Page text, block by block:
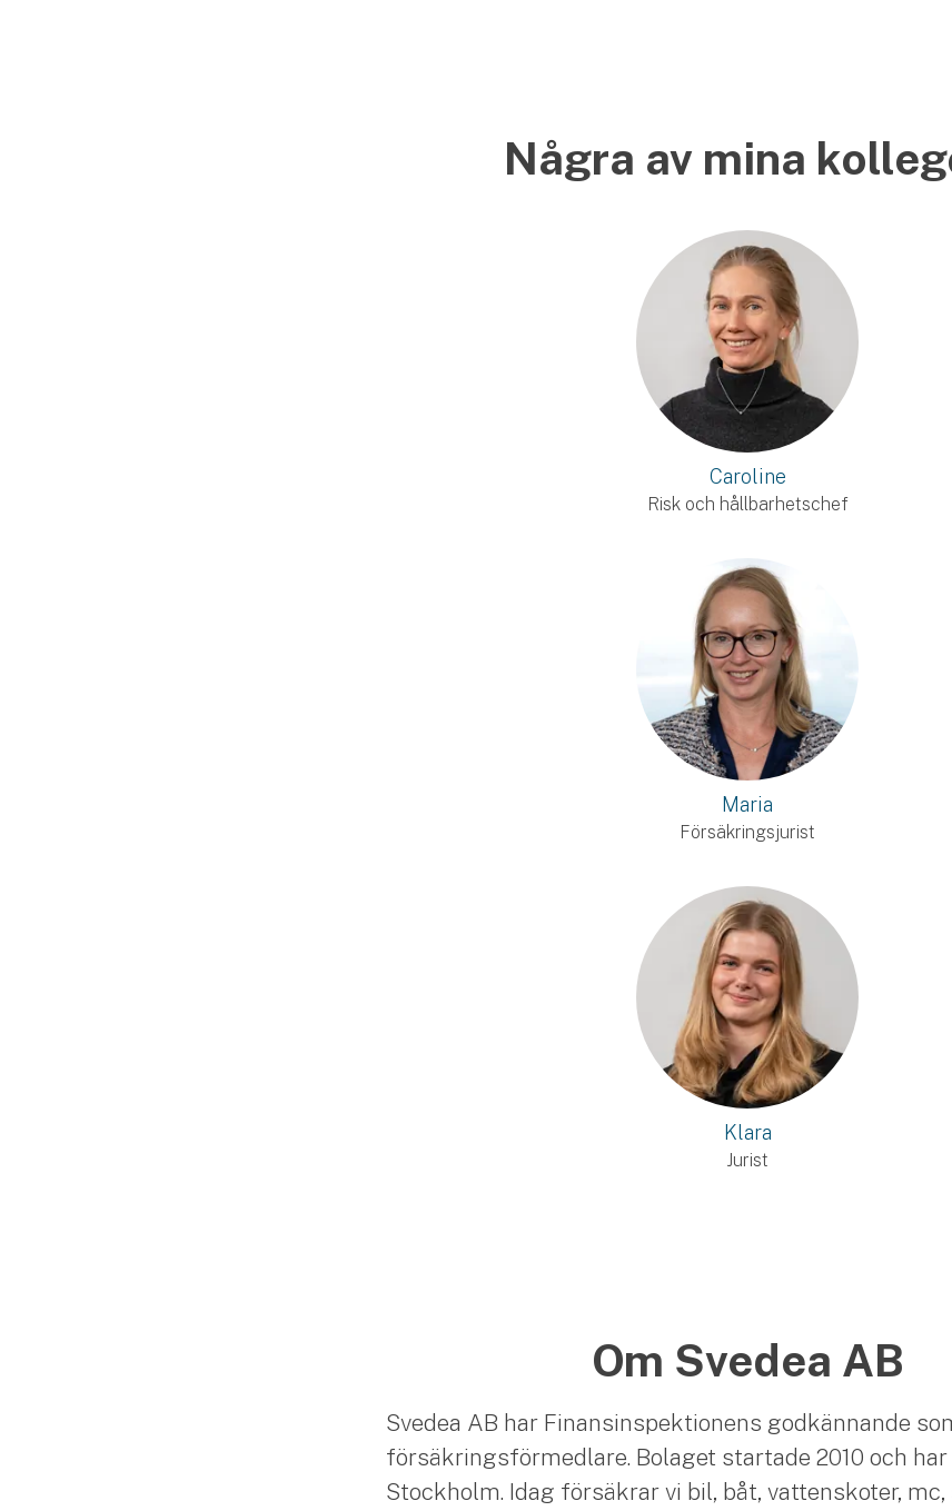
Några av mina
Caroline
Risk och hållbarhetschef
Maria
Försäkringsjurist
Klara
Jurist
Om Svedea AB
Svedea AB har Finansinspektionens godkännande
försäkringsförmedlare. Bolaget startade 2010 och
Stockholm. Idag försäkrar vi bil, båt, vattenskoter, mc,